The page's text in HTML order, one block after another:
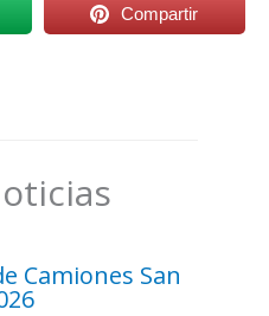
Compartir
Camiones San